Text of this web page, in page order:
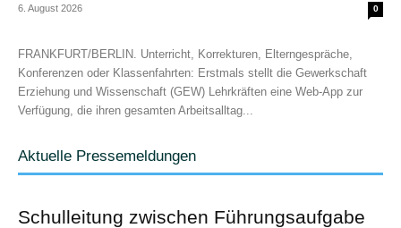
6. August 2026 0
FRANKFURT/BERLIN. Unterricht, Korrekturen, Elterngespräche,
Konferenzen oder Klassenfahrten: Erstmals stellt die Gewerkschaft
Erziehung und Wissenschaft (GEW) Lehrkräften eine Web-App zur
Verfügung, die ihren gesamten Arbeitsalltag...
Aktuelle Pressemeldungen
Schulleitung zwischen Führungsaufgabe